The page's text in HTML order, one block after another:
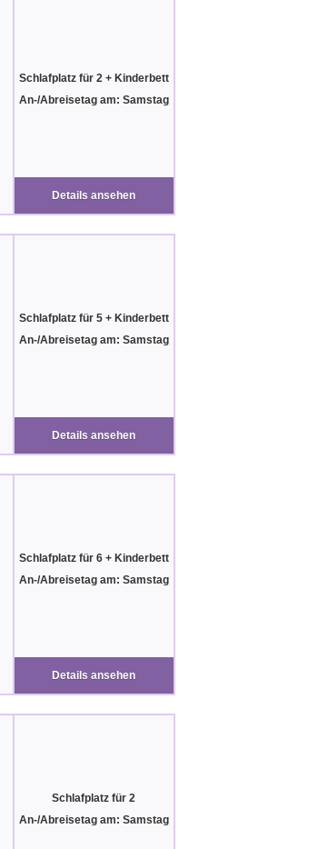
Schlafplatz für 2 + Kinderbett
An-/Abreisetag am: Samstag
Details ansehen
Schlafplatz für 5 + Kinderbett
An-/Abreisetag am: Samstag
Details ansehen
Schlafplatz für 6 + Kinderbett
An-/Abreisetag am: Samstag
Details ansehen
Schlafplatz für 2
An-/Abreisetag am: Samstag